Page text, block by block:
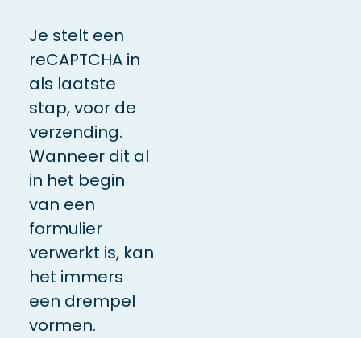
Je stelt een
reCAPTCHA in
als laatste
stap, voor de
verzending.
Wanneer dit al
in het begin
van een
formulier
verwerkt is, kan
het immers
een drempel
vormen.